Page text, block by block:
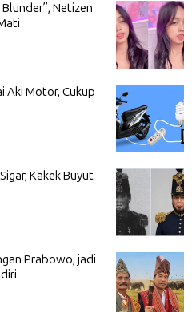
Netizen
Aki Motor, Cukup
Kakek Buyut
Prabowo, jadi